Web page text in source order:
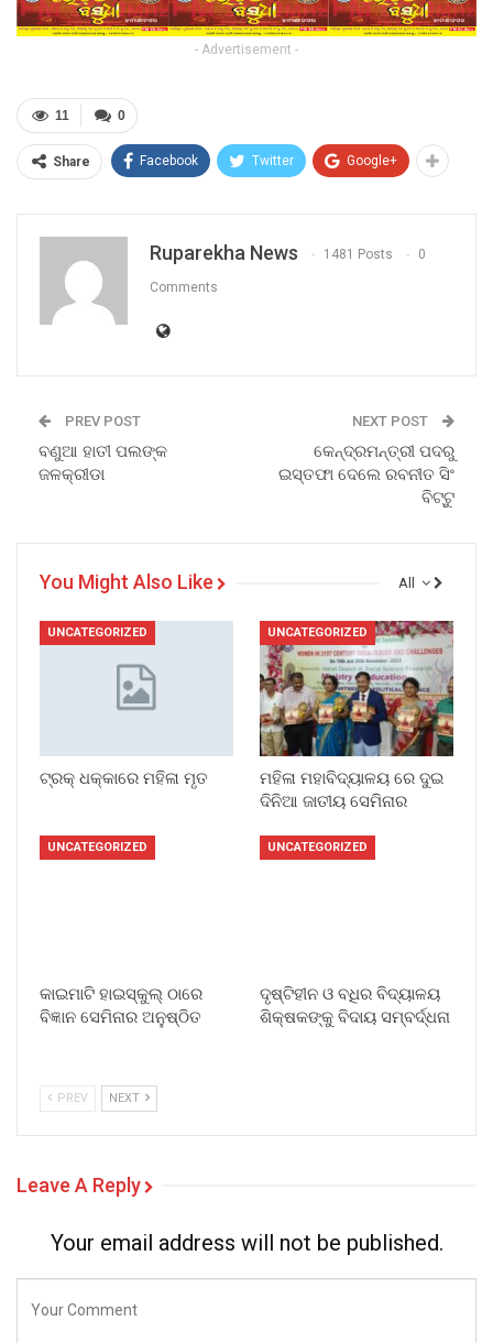
- Advertisement -
0
11
Share Facebook Twitter Google+
Ruparekha News 1481 Posts 0
Comments
PREV POST
ବଣୁଆ ହାତୀ ପଲଙ୍କ
ଜଳକ୍ରୀଡା
NEXT POST
କେନ୍ଦ୍ରମନ୍ତ୍ରୀ ପଦରୁ
ଇସ୍ତଫା ଦେଲେ ରବନୀତ ସିଂ
ବିଟ୍ଟୁ
All
You Might Also Like
UNCATEGORIZED
ଟ୍ରକ୍ ଧକ୍କାରେ ମହିଳା ମୃତ
UNCATEGORIZED
ମହିଳା ମହାବିଦ୍ୟାଳୟ ରେ ଦୁଇ
ଦିନିଆ ଜାତୀୟ ସେମିନାର
UNCATEGORIZED
କାଇମାଟି ହାଇସ୍କୁଲ୍ ଠାରେ
ବିଜ୍ଞାନ ସେମିନାର ଅନୁଷ୍ଠିତ
UNCATEGORIZED
ଦୃଷ୍ଟିହୀନ ଓ ବଧିର ବିଦ୍ୟାଳୟ
ଶିକ୍ଷକଙ୍କୁ ବିଦାୟ ସମ୍ବର୍ଦ୍ଧନା
PREV NEXT
Leave A Reply
Your email address will not be published.